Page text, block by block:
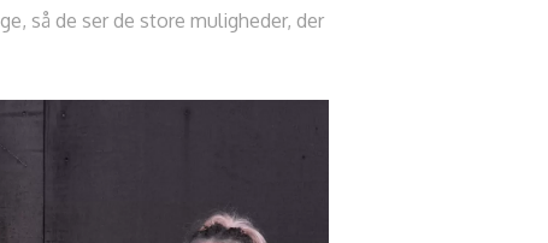
så de ser de store muligheder, der